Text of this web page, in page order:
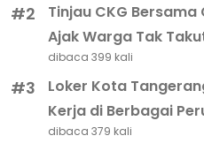
#2
Tinjau CKG
Ajak Warga Tak
dibaca 399 kali
#3
Loker Kota
Kerja di Berbagai
dibaca 379 kali